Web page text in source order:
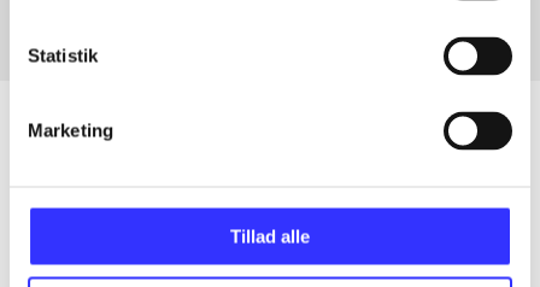
Statistik
Marketing
Tillad alle
Artikler
Alle registrerede artikler fordelt på udgivelser